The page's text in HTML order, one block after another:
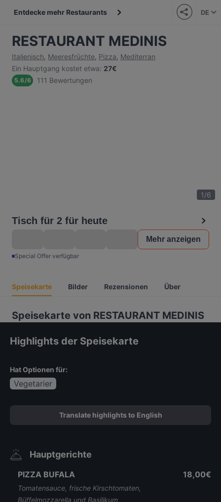
Entdecke mehr Restaurants DE
RESTAURANT MEDINIS
Italienisch, Meeresfrüchte, Pizza, Mediterran
Ein Hauptgang kostet etwa: 27€
5.6/6 111 Bewertungen
1/6
Tisch für 2 für heute
Mehr anzeigen
Special Offer verfügbar
Speisekarte Bilder Rezensionen Über
Speisekarte von RESTAURANT MEDINIS
Highlights der Speisekarte
Hat Optionen für:
Vegetarier
Translate highlights to English
Hauptgerichte
PIZZA BUFALA
Tomatensauce, frische Kirschtomaten,
Büffelmozzarella und Basilikum
18,00€